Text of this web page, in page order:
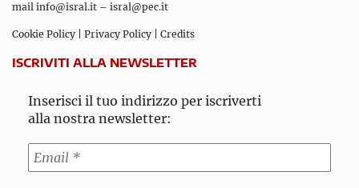
mail info@isral.it – isral@pec.it
Cookie Policy Privacy Policy Credits
ISCRIVITI ALLA NEWSLETTER
Inserisci il tuo indirizzo per iscriverti
alla nostra newsletter: